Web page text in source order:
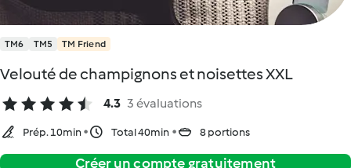
TM6 TM5 TM Friend
Velouté de champignons et noisettes XXL
4.3 3 évaluations
Prép. 10min Total 40min 8 portions
Créer un compte gratuitement